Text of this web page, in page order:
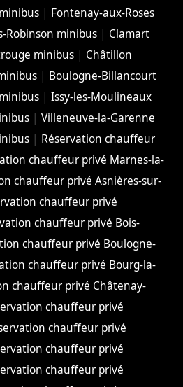
| Fontenay-aux-Roses
Robinson minibus | Clamart
minibus| Châtillon
| Boulogne-Billancourt
|Issy-les-Moulineaux
| Villeneuve-la-Garenne
| Réservation chauffeur
chauffeur privé Marnes-la-
chauffeur privé Asnières-sur-
chauffeur privé
chauffeur privé Bois-
chauffeur privé Boulogne-
chauffeur privé Bourg-la-
chauffeur privé Châtenay-
chauffeur privé
chauffeur privé
chauffeur privé
chauffeur privé